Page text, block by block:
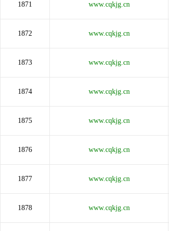
1871 www.cqkjg.cn
1872 www.cqkjg.cn
1873 www.cqkjg.cn
1874 www.cqkjg.cn
1875 www.cqkjg.cn
1876 www.cqkjg.cn
1877 www.cqkjg.cn
1878 www.cqkjg.cn